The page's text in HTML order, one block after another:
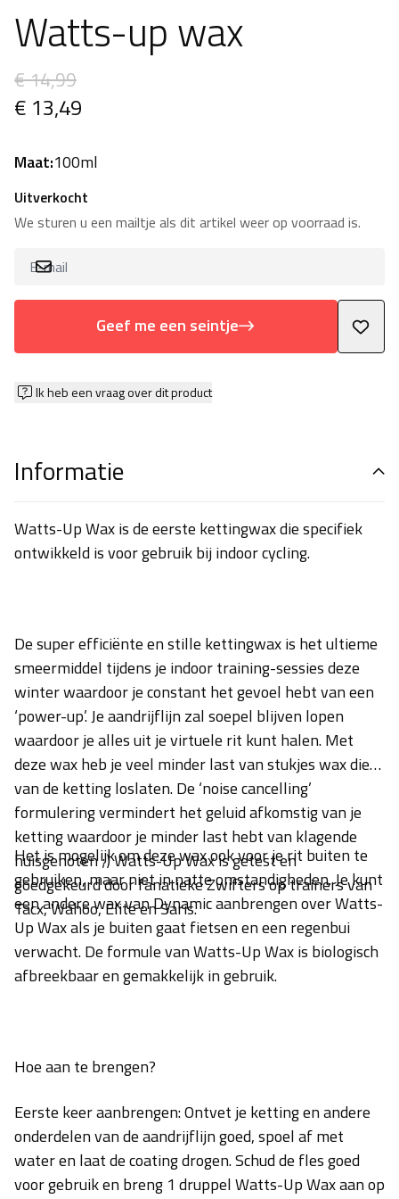
Watts-up wax
€ 14,99
€ 13,49
Maat:100ml
Uitverkocht
We sturen u een mailtje als dit artikel weer op voorraad is.
Geef me een seintje
Ik heb een vraag over dit product
Informatie
Watts-Up Wax is de eerste kettingwax die specifiek
ontwikkeld is voor gebruik bij indoor cycling.
De super efficiënte en stille kettingwax is het ultieme
smeermiddel tijdens je indoor training-sessies deze
winter waardoor je constant het gevoel hebt van een
‘power-up’. Je aandrijflijn zal soepel blijven lopen
waardoor je alles uit je virtuele rit kunt halen. Met
deze wax heb je veel minder last van stukjes wax die
van de ketting loslaten. De ‘noise cancelling’
formulering vermindert het geluid afkomstig van je
ketting waardoor je minder last hebt van klagende
huisgenoten ;) Watts-Up Wax is getest en
goedgekeurd door fanatieke Zwifters op trainers van
Tacx, Wahoo, Elite en Saris.
Het is mogelijk om deze wax ook voor je rit buiten te
gebruiken, maar niet in natte omstandigheden. Je kunt
een andere wax van Dynamic aanbrengen over Watts-
Up Wax als je buiten gaat fietsen en een regenbui
verwacht. De formule van Watts-Up Wax is biologisch
afbreekbaar en gemakkelijk in gebruik.
Hoe aan te brengen?
Eerste keer aanbrengen: Ontvet je ketting en andere
onderdelen van de aandrijflijn goed, spoel af met
water en laat de coating drogen. Schud de fles goed
voor gebruik en breng 1 druppel Watts-Up Wax aan op